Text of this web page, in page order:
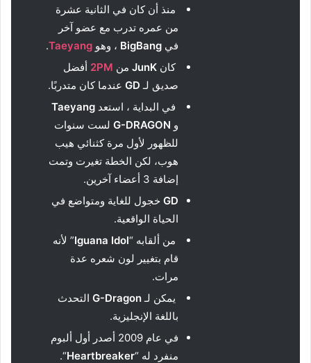
منذ أن كان في الثانية عشرة
من عمره تدرب مع عضو آخر
في BigBang ، وهو Taeyang
.
كان JunK من 2PM
أفضل
صديق لـ GD عندما كان متدربًا.
في البداية ، استعد Taeyang
و G-DRAGON لست سنوات
للظهور لأول مرة كثنائي هيب
هوب، لكن الخطة تغيرت وتمت
إضافة 3 أعضاء آخرين.
GD خجول للغاية ومتواضع في
الحياة الواقعية.
من ألقابه “Iguana Idol” لأنه
قام بتغيير لون شعره عدة
مرات.
يمكن لـG-Dragon التحدث
باللغة الإنجليزية.
في عام 2009 أصدر أول ألبوم
منفرد له “Heartbreaker
“.